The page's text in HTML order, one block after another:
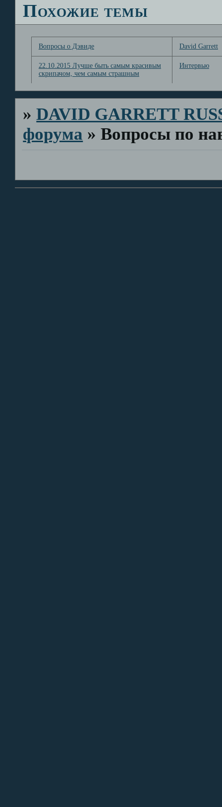
Похожие темы
Вопросы о Дэвиде David Garrett
22.10.2015 Лучше быть самым красивым
скрипачом, чем самым страшным
Интервью
»DAVID GARRETT
форума »Вопросы по